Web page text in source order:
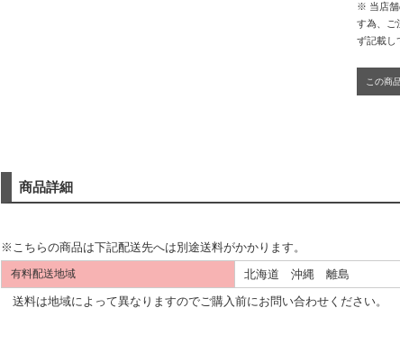
※ 当店舗
す為、ご
ず記載し
この商
商品詳細
※こちらの商品は下記配送先へは別途送料がかかります。
有料配送地域
北海道 沖縄 離島
送料は地域によって異なりますのでご購入前にお問い合わせください。